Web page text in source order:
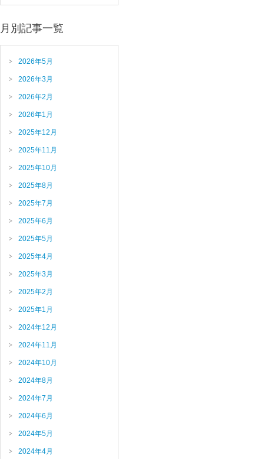
月別記事一覧
2026年5月
2026年3月
2026年2月
2026年1月
2025年12月
2025年11月
2025年10月
2025年8月
2025年7月
2025年6月
2025年5月
2025年4月
2025年3月
2025年2月
2025年1月
2024年12月
2024年11月
2024年10月
2024年8月
2024年7月
2024年6月
2024年5月
2024年4月